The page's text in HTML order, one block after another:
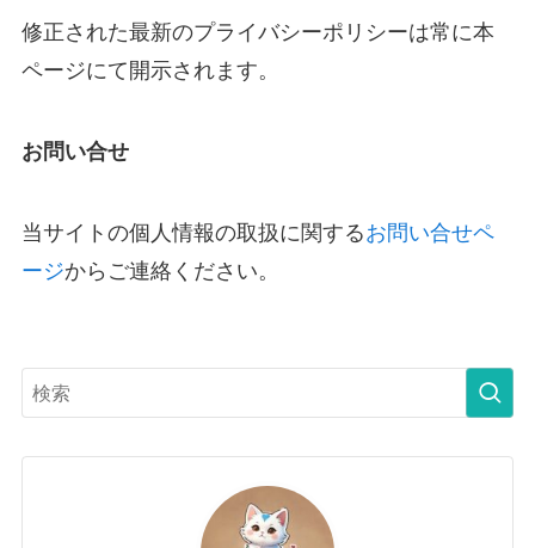
修正された最新のプライバシーポリシーは常に本
ページにて開示されます。
お問い合せ
当サイトの個人情報の取扱に関するお問い合せペ
ージからご連絡ください。